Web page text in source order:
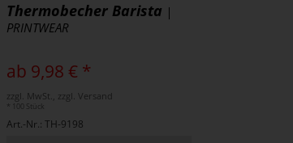
Thermobecher Barista |
PRINTWEAR
ab 9,98 € *
zzgl. MwSt., zzgl. Versand
* 100 Stück
Art.-Nr.: TH-9198